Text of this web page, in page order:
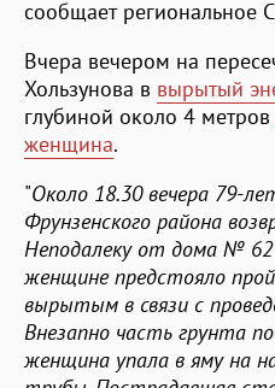
сообщает региональное
Вчера вечером на
Хользунова в вырытый
глубиной около 4 метров
женщина.
"Около 18.30 вечера 79-
Фрунзенского района
Неподалеку от дома № 62
женщине предстояло
вырытым в связи с
Внезапно часть грунта
женщина упала в яму на